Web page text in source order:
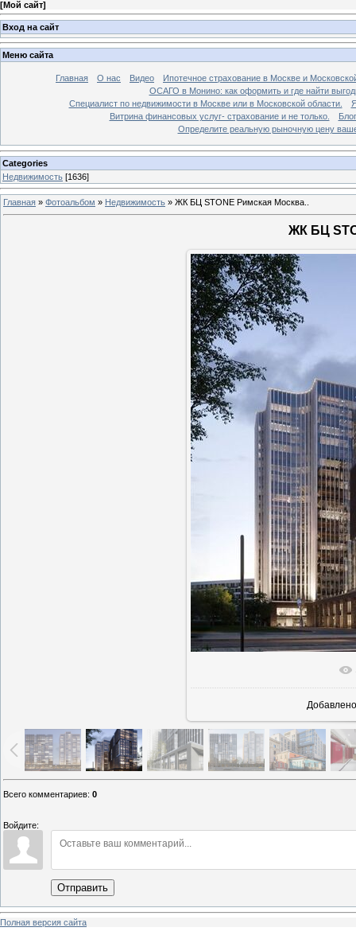
[Мой сайт]
Вход на сайт
Меню сайта
Главная О нас Видео
Ипотечное страхование в Москве и
ОСАГО в Монино: как оформить и где найти
Специалист по недвижимости в Москве или в Московской области.
Витрина финансовых услуг- страхование и не только.
Блог
Определите реальную рыночную цену
Categories
Недвижимость [1636]
Главная » Фотоальбом » Недвижимость » ЖК БЦ STONE Римская Москва..
ЖК БЦ
В
Добавлено
Всего комментариев: 0
Войдите:
Отправить
Полная версия сайта